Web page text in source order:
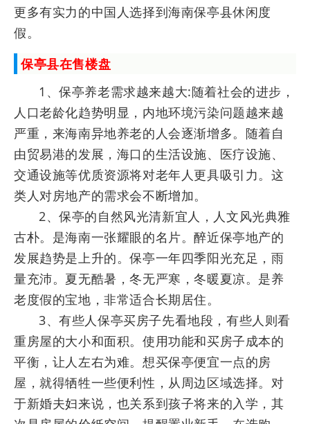
更多有实力的中国人选择到海南保亭县休闲度
假。
保亭县在售楼盘
1、保亭养老需求越来越大:随着社会的进步，
人口老龄化趋势明显，内地环境污染问题越来越
严重，来海南异地养老的人会逐渐增多。随着自
由贸易港的发展，海口的生活设施、医疗设施、
交通设施等优质资源将对老年人更具吸引力。这
类人对房地产的需求会不断增加。
2、保亭的自然风光清新宜人，人文风光典雅
古朴。是海南一张耀眼的名片。醉近保亭地产的
发展趋势是上升的。保亭一年四季阳光充足，雨
量充沛。夏无酷暑，冬无严寒，冬暖夏凉。是养
老度假的宝地，非常适合长期居住。
3、有些人保亭买房子先看地段，有些人则看
重房屋的大小和面积。使用功能和买房子成本的
平衡，让人左右为难。想买保亭便宜一点的房
屋，就得牺牲一些便利性，从周边区域选择。对
于新婚夫妇来说，也关系到孩子将来的入学，其